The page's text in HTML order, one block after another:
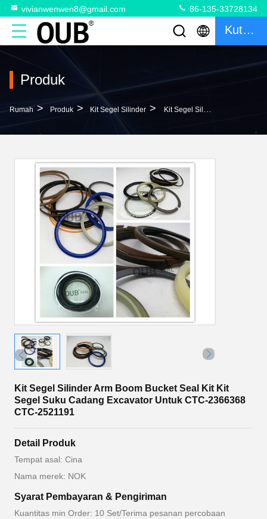
vivianwenwen8@gmail.com 86-135-33728134
Kutipan
Produk
Rumah > Produk > Kit Segel Silinder > Kit Segel Silinder Arm Boom Bucket Seal Kit Kit Segel Suku Cadang Excavator Untuk CTC-2366368 CTC-2521191
Kit Segel Silinder Arm Boom Bucket Seal Kit Kit
Segel Suku Cadang Excavator Untuk CTC-2366368
CTC-2521191
Detail Produk
Tempat asal: Cina
Nama merek: NOK
Syarat Pembayaran & Pengiriman
Kuantitas min Order: 10 Set/Terima pesanan percobaan